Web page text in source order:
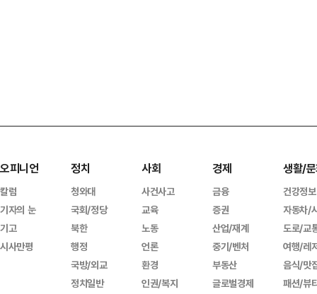
오피니언
칼럼
기자의 눈
기고
시사만평
정치
청와대
국회/정당
북한
행정
국방/외교
정치일반
사회
사건사고
교육
노동
언론
환경
인권/복지
경제
금융
증권
산업/재계
중기/벤처
부동산
글로벌경제
생활/
건강정보
자동차/
도로/교
여행/레
음식/맛
패션/뷰